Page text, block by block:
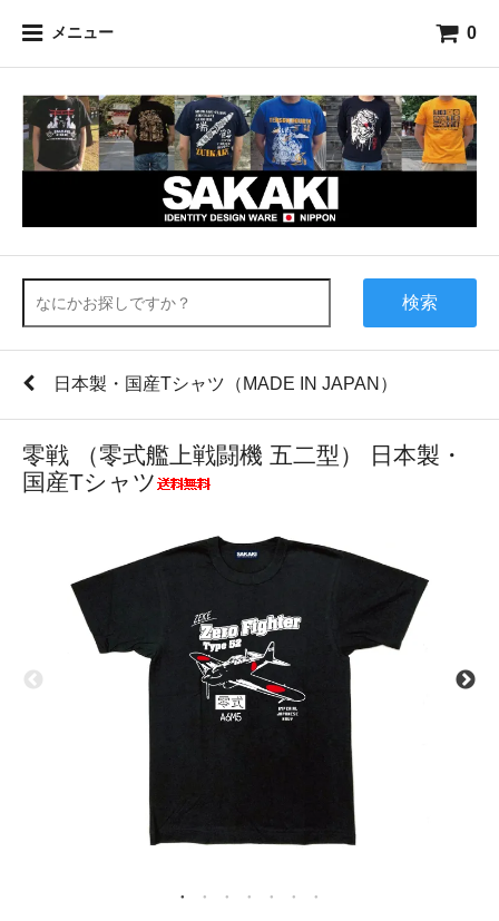
メニュー 0
検索
日本製・国産Tシャツ（MADE IN JAPAN）
零戦 （零式艦上戦闘機 五二型） 日本製・
国産Tシャツ